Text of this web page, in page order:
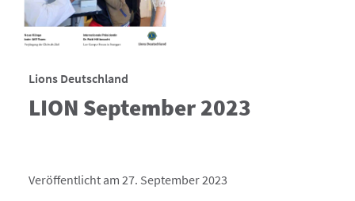
Lions Deutschland
LION September 2023
Veröffentlicht am 27. September 2023